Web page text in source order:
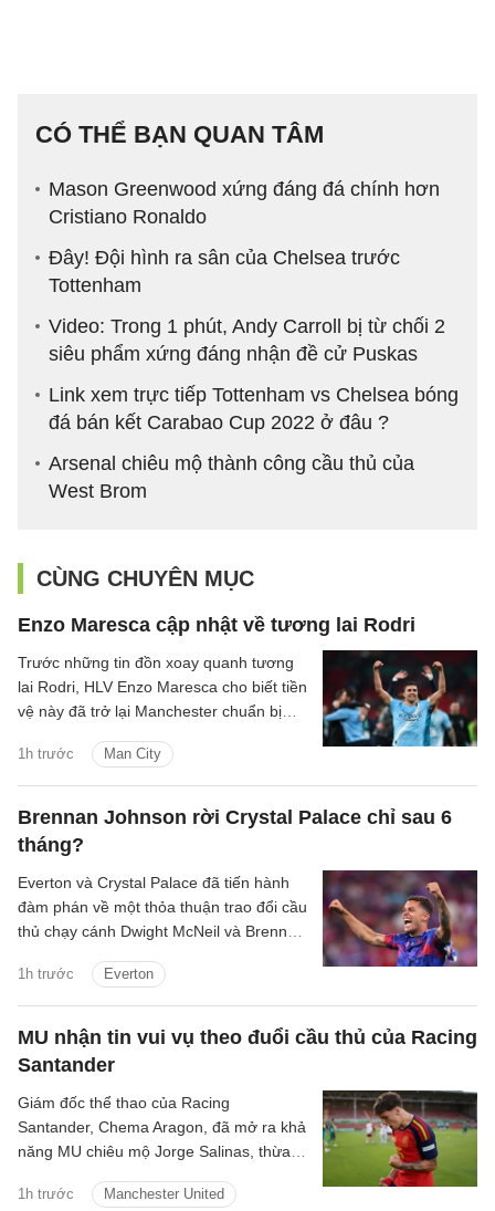
CÓ THỂ BẠN QUAN TÂM
Mason Greenwood xứng đáng đá chính hơn
Cristiano Ronaldo
Đây! Đội hình ra sân của Chelsea trước
Tottenham
Video: Trong 1 phút, Andy Carroll bị từ chối 2
siêu phẩm xứng đáng nhận đề cử Puskas
Link xem trực tiếp Tottenham vs Chelsea bóng
đá bán kết Carabao Cup 2022 ở đâu ?
Arsenal chiêu mộ thành công cầu thủ của
West Brom
CÙNG CHUYÊN MỤC
Enzo Maresca cập nhật về tương lai Rodri
1h trước Man City
Trước những tin đồn xoay quanh tương
lai Rodri, HLV Enzo Maresca cho biết tiền
vệ này đã trở lại Manchester chuẩn bị
Brennan Johnson rời Crystal Palace chỉ sau 6
tháng?
1h trước Everton
Everton và Crystal Palace đã tiến hành
đàm phán về một thỏa thuận trao đổi cầu
thủ chạy cánh Dwight McNeil và Brennan
MU nhận tin vui vụ theo đuổi cầu thủ của Racing
Santander
1h trước Manchester United
Giám đốc thể thao của Racing
Santander, Chema Aragon, đã mở ra khả
năng MU chiêu mộ Jorge Salinas, thừa
các ông lớn tiếp cận.